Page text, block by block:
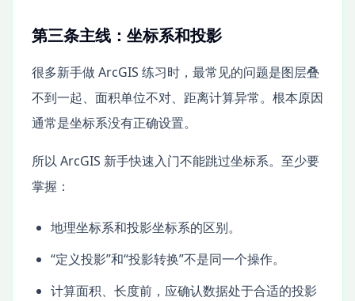
第三条主线：坐标系和投影
很多新手做 ArcGIS 练习时，最常见的问题是图层叠
不到一起、面积单位不对、距离计算异常。根本原因
通常是坐标系没有正确设置。
所以 ArcGIS 新手快速入门不能跳过坐标系。至少要
掌握：
地理坐标系和投影坐标系的区别。
“定义投影”和“投影转换”不是同一个操作。
计算面积、长度前，应确认数据处于合适的投影